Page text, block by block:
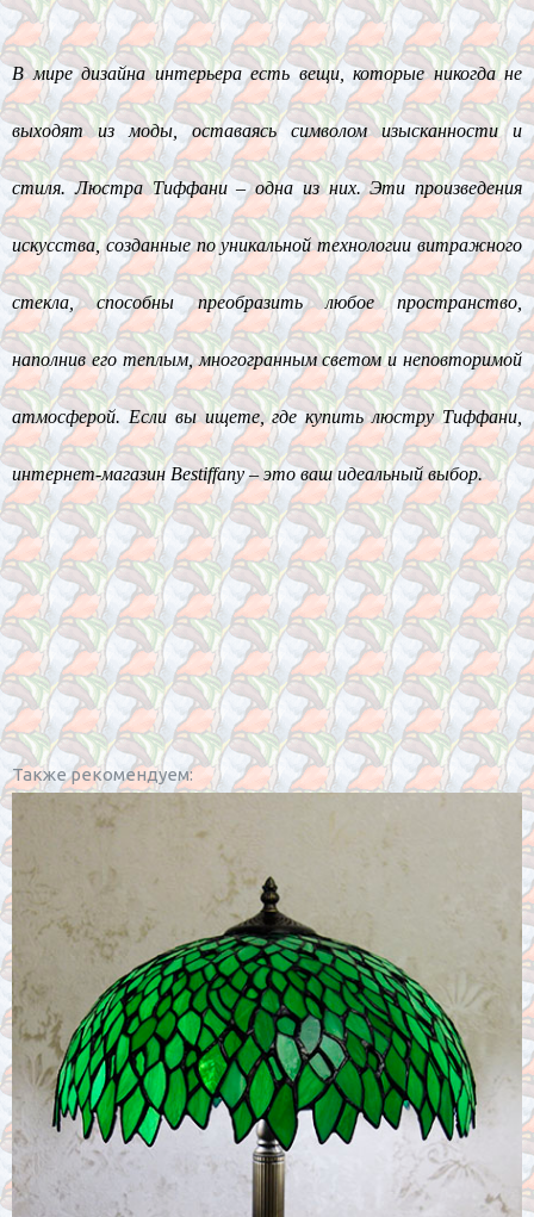
В мире дизайна интерьера есть вещи, которые никогда не
выходят из моды, оставаясь символом изысканности и
стиля. Люстра Тиффани – одна из них. Эти произведения
искусства, созданные по уникальной технологии витражного
стекла, способны преобразить любое пространство,
наполнив его теплым, многогранным светом и неповторимой
атмосферой. Если вы ищете, где купить люстру Тиффани,
интернет-магазин Bestiffany – это ваш идеальный выбор.
Также рекомендуем: